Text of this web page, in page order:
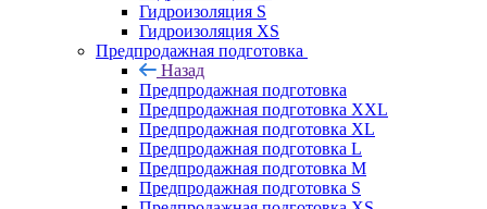
Гидроизоляция S
Гидроизоляция XS
Предпродажная подготовка
Назад
Предпродажная подготовка
Предпродажная подготовка XXL
Предпродажная подготовка XL
Предпродажная подготовка L
Предпродажная подготовка M
Предпродажная подготовка S